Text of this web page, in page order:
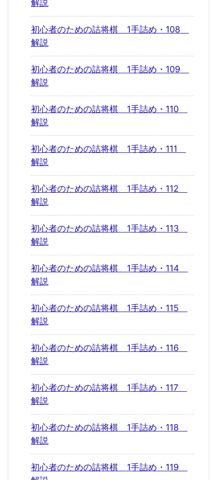
解説
初心者のための詰将棋 1手詰め・108
解説
初心者のための詰将棋 1手詰め・109
解説
初心者のための詰将棋 1手詰め・110
解説
初心者のための詰将棋 1手詰め・111
解説
初心者のための詰将棋 1手詰め・112
解説
初心者のための詰将棋 1手詰め・113
解説
初心者のための詰将棋 1手詰め・114
解説
初心者のための詰将棋 1手詰め・115
解説
初心者のための詰将棋 1手詰め・116
解説
初心者のための詰将棋 1手詰め・117
解説
初心者のための詰将棋 1手詰め・118
解説
初心者のための詰将棋 1手詰め・119